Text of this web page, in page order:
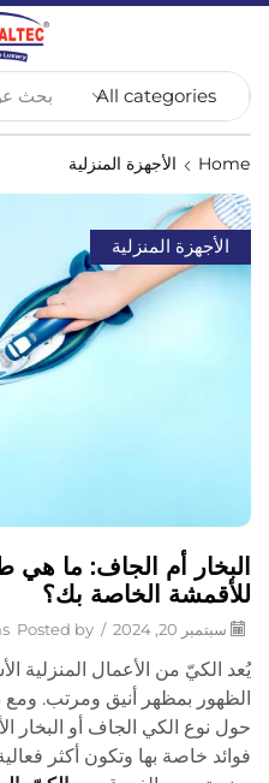
بحث
Home الأجهزة المنزلية
الأجهزة المنزلية
البخار أم الجاف: ما هي
للأقمشة الخاصة بك؟
سبتمبر 20, 2024 /
Posted by
يُعد الكيّ من الأعمال المنزلية
الظهور بمظهر أنيق ومرتب. ومع
حول نوع الكي الجاف أو البخار
فوائد خاصة بها وتكون أكثر